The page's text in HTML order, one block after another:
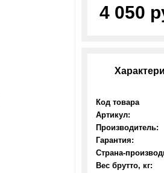
4 050
Код товара
Артикул:
Производитель:
Гарантия:
Страна-
Вес брутто, кг: